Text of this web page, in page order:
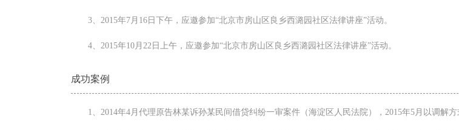
3、2015年7月16日下午，应邀参加“北京市房山区良乡西潞园社区法律讲座”活动。
4、2015年10月22日上午，应邀参加“北京市房山区良乡西潞园社区法律讲座”活动。
成功案例
1、2014年4月代理原告林某诉孙某民间借贷纠纷一审案件（海淀区人民法院），2015年5月以调解